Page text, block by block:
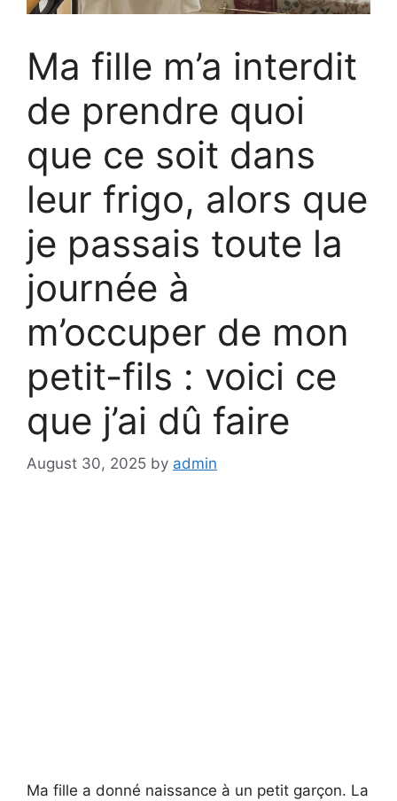
Ma fille m’a interdit
de prendre quoi
que ce soit dans
leur frigo, alors que
je passais toute la
journée à
m’occuper de mon
petit-fils : voici ce
que j’ai dû faire
August 30, 2025 by admin
Ma fille a donné naissance à un petit garçon. La